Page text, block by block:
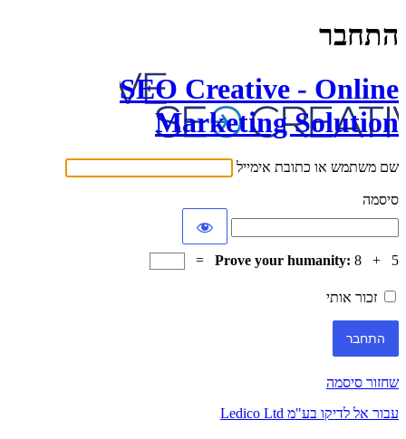
התחבר
SEO Creative - Online
Marketing Solution
שם משתמש או כתובת אימייל
סיסמה
Prove your humanity: 8 + 5 =
זכור אותי
שחזור סיסמה
עבור אל לדיקו בע"מ Ledico Ltd